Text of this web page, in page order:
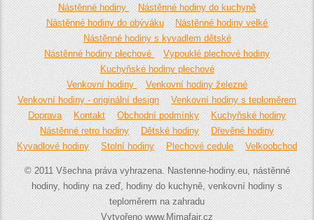
Nástěnné hodiny
Nástěnné hodiny do kuchyně
Nástěnné hodiny do obýváku
Nástěnné hodiny velké
Nástěnné hodiny s kyvadlem dětské
Nástěnné hodiny plechové
Vypouklé plechové hodiny
Kuchyňské hodiny plechové
Venkovní hodiny
Venkovní hodiny železné
Venkovní hodiny - originální design
Venkovní hodiny s teploměrem
Doprava
Kontakt Obchodní podmínky
Kuchyňské hodiny
Nástěnné retro hodiny
Dětské hodiny
Dřevěné hodiny
Kyvadlové hodiny
Stolní hodiny Plechové cedule Velkoobchod
© 2011 Všechna práva vyhrazena. Nastenne-hodiny.eu, nástěnné
hodiny, hodiny na zeď, hodiny do kuchyně, venkovní hodiny s
teploměrem na zahradu
Vytvořeno www.Mimafair.cz